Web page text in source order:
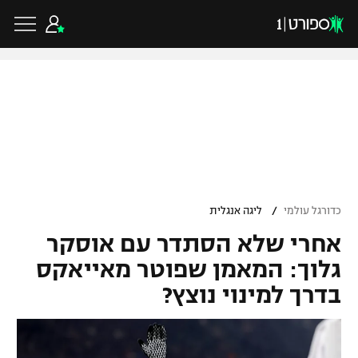
גביע הטוטו
ליגיונרים
גביע המדינה
ליגת האלופות
ליגה אירופית
ליגה אנגלית
כדורסל ישראלי
ליגת ווינר סל
ליגה לאומית
כדורסל עולמי
NBA
כדורגל עולמי / ליגה אנגלית
אחרי שלא הסתדר עם אוסקר
גלוך: המאמן שפוטר מאייאקס
בדרך למינוי נוצץ?